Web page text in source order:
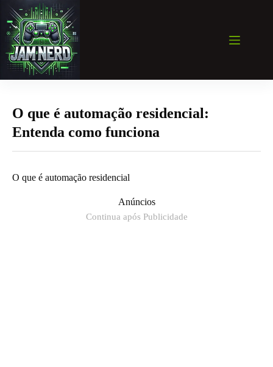
para
conteúdo
O que é automação residencial:
Entenda como funciona
O que é automação residencial
Anúncios
Continua após Publicidade